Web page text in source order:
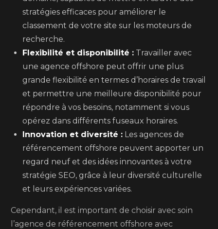
stratégies efficaces pour améliorer le
classement de votre site sur les moteurs de
recherche.
Flexibilité et disponibilité : Travailler avec
une agence offshore peut offrir une plus
grande flexibilité en termes d’horaires de travail
et permettre une meilleure disponibilité pour
répondre à vos besoins, notamment si vous
opérez dans différents fuseaux horaires.
Innovation et diversité : Les agences de
référencement offshore peuvent apporter un
regard neuf et des idées innovantes à votre
stratégie SEO, grâce à leur diversité culturelle
et leurs expériences variées.
Cependant, il est important de choisir avec soin
l’agence de référencement offshore avec